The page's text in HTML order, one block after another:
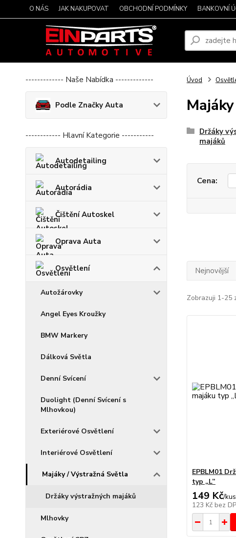
O NÁS JAK NAKUPOVAT OBCHODNÍ PODMÍNKY BANKOVNÍ
------------- Naše Nabídka -------------
Podle Značky Auta
------------ Hlavní Kategorie -----------
Autodetailing
Autorádia
Čištění Autoskel
Oprava Auta
Osvětlení
Autožárovky
Angel Eyes Kroužky
BMW Markery
Dálková Světla
Denní Svícení
Duolight (Denní Svícení s
Mlhovkou)
Exteriérové Osvětlení
Interiérové Osvětlení
Majáky / Výstražná Světla
Držáky výstražných majáků
Mlhovky
Úvod
Držáky
majáků
Cena:
Nejnovější
Zobrazuji 1-25
EPBLM01
typ „L”
149 Kč/kus
123 Kč bez